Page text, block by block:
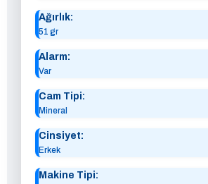
Ağırlık:
51 gr
Alarm:
Var
Cam Tipi:
Mineral
Cinsiyet:
Erkek
Makine Tipi: